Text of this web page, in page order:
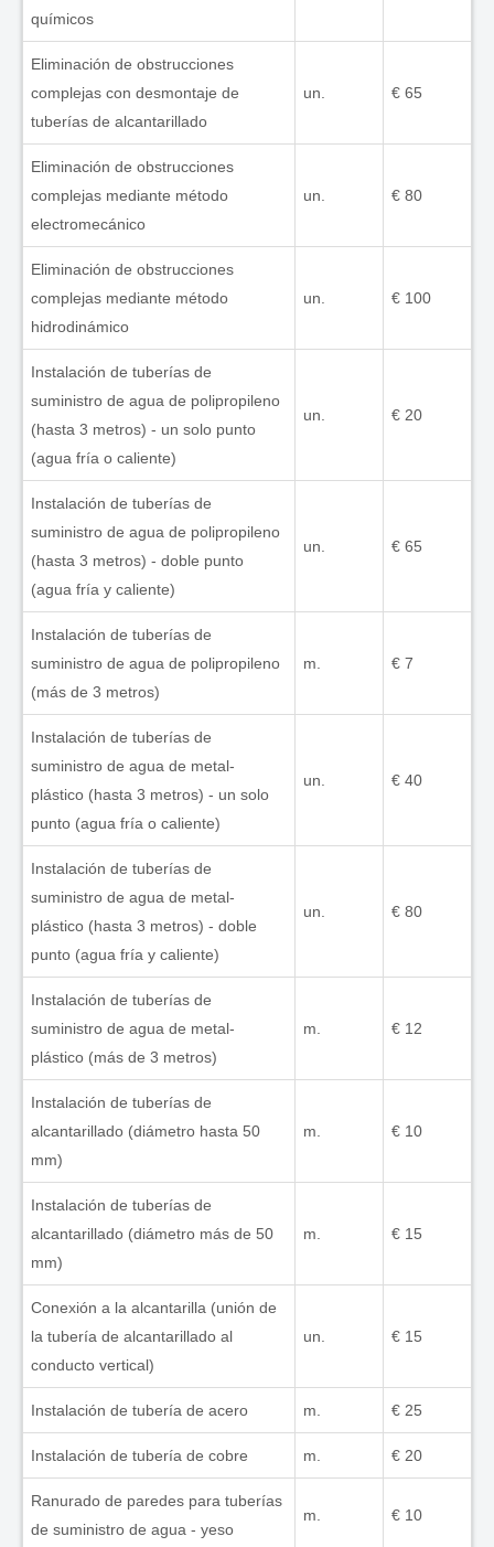
químicos
Eliminación de obstrucciones
complejas con desmontaje de
tuberías de alcantarillado
un. € 65
Eliminación de obstrucciones
complejas mediante método
electromecánico
un. € 80
Eliminación de obstrucciones
complejas mediante método
hidrodinámico
un. € 100
Instalación de tuberías de
suministro de agua de polipropileno
(hasta 3 metros) - un solo punto
(agua fría o caliente)
un. € 20
Instalación de tuberías de
suministro de agua de polipropileno
(hasta 3 metros) - doble punto
(agua fría y caliente)
un. € 65
Instalación de tuberías de
suministro de agua de polipropileno
(más de 3 metros)
m. € 7
Instalación de tuberías de
suministro de agua de metal-
plástico (hasta 3 metros) - un solo
punto (agua fría o caliente)
un. € 40
Instalación de tuberías de
suministro de agua de metal-
plástico (hasta 3 metros) - doble
punto (agua fría y caliente)
un. € 80
Instalación de tuberías de
suministro de agua de metal-
plástico (más de 3 metros)
m. € 12
Instalación de tuberías de
alcantarillado (diámetro hasta 50
mm)
m. € 10
Instalación de tuberías de
alcantarillado (diámetro más de 50
mm)
m. € 15
Conexión a la alcantarilla (unión de
la tubería de alcantarillado al
conducto vertical)
un. € 15
Instalación de tubería de acero m. € 25
Instalación de tubería de cobre m. € 20
Ranurado de paredes para tuberías
de suministro de agua - yeso
m. € 10